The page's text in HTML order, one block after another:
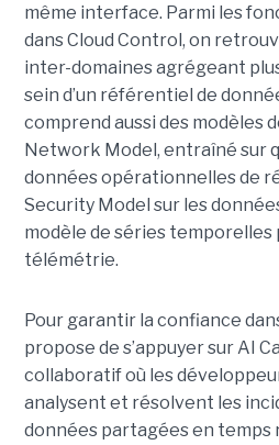
même interface. Parmi les
dans Cloud Control, on
inter-domaines agrégeant
sein d’un référentiel de
comprend aussi des modèles
Network Model, entraîné sur
données opérationnelles de
Security Model sur les
modèle de séries temporelles
télémétrie.
Pour garantir la confiance
propose de s’appuyer sur AI
collaboratif où les
analysent et résolvent les
données partagées en temps